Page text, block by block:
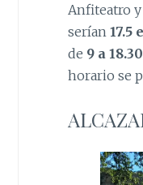
Anfiteatro
serían 17.5
de 9 a
horario se